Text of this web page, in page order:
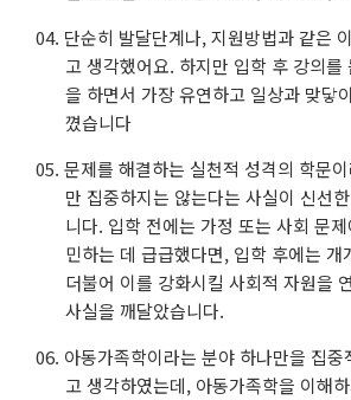
단순히 발달단계나, 지원방법과 같은
고 생각했어요. 하지만 입학 후 강의를
을 하면서 가장 유연하고 일상과 맞닿
꼈습니다
문제를 해결하는 실천적 성격의 학문
만 집중하지는 않는다는 사실이 신선
니다. 입학 전에는 가정 또는 사회 문
민하는 데 급급했다면, 입학 후에는 개
더불어 이를 강화시킬 사회적 자원을
사실을 깨달았습니다.
아동가족학이라는 분야 하나만을 집
고 생각하였는데, 아동가족학을 이해